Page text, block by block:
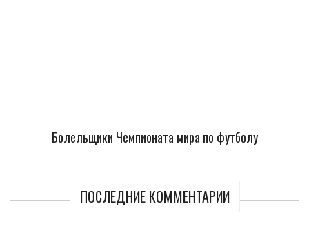
Болельщики Чемпионата мира по футболу
ПОСЛЕДНИЕ КОММЕНТАРИИ